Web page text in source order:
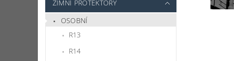
ZIMNÍ PROTEKTORY
OSOBNÍ
R13
R14